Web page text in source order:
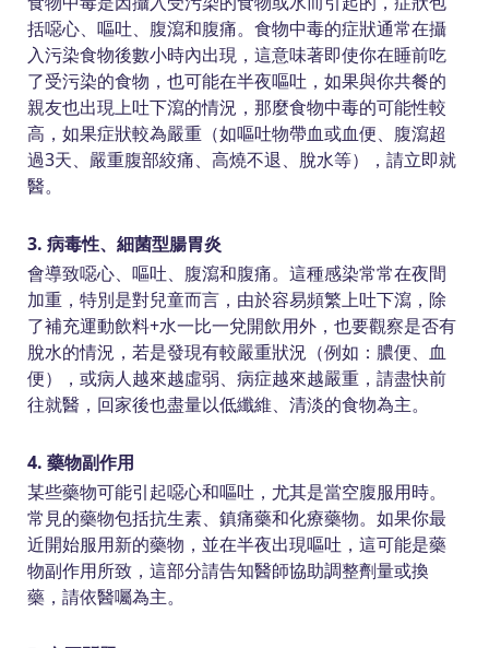
括噁心、嘔吐、腹瀉和腹痛。食物中毒的症狀通常在攝
入污染食物後數小時內出現，這意味著即使你在睡前吃
了受污染的食物，也可能在半夜嘔吐，如果與你共餐的
親友也出現上吐下瀉的情況，那麼食物中毒的可能性較
高，如果症狀較為嚴重（如嘔吐物帶血或血便、腹瀉超
過3天、嚴重腹部絞痛、高燒不退、脫水等），請立即就
醫。
3. 病毒性、細菌型腸胃炎
會導致噁心、嘔吐、腹瀉和腹痛。這種感染常常在夜間
加重，特別是對兒童而言，由於容易頻繁上吐下瀉，除
了補充運動飲料+水一比一兌開飲用外，也要觀察是否有
脫水的情況，若是發現有較嚴重狀況（例如：膿便、血
便），或病人越來越虛弱、病症越來越嚴重，請盡快前
往就醫，回家後也盡量以低纖維、清淡的食物為主。
4. 藥物副作用
某些藥物可能引起噁心和嘔吐，尤其是當空腹服用時。
常見的藥物包括抗生素、鎮痛藥和化療藥物。如果你最
近開始服用新的藥物，並在半夜出現嘔吐，這可能是藥
物副作用所致，這部分請告知醫師協助調整劑量或換
藥，請依醫囑為主。